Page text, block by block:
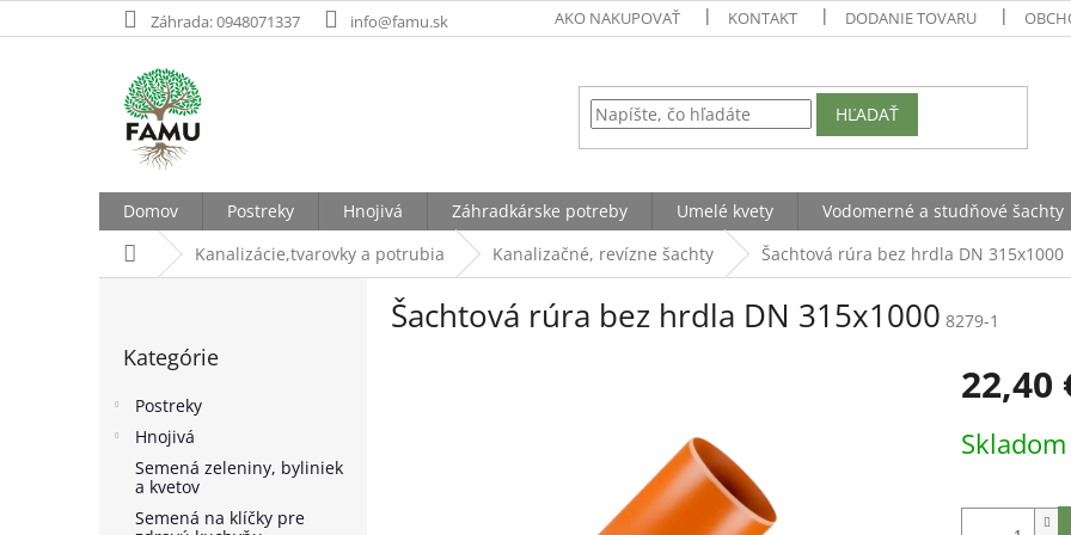
na
Záhrada: 0948071337 info@famu.sk AKO NAKUPOVAŤ KONTAKT DODANIE TOVARU
HĽADAŤ
Domov Postreky Hnojivá Záhradkárske potreby Umelé kvety Vodomerné a studňové šachty
DomovKanalizácie,tvarovky a potrubia Kanalizačné, revízne šachty Šachtová rúra bez hrdla DN 315x1000
kategórie
Kategórie
Postreky
Hnojivá
Semená zeleniny, byliniek
a kvetov
Semená na klíčky pre
Šachtová rúra bez hrdla DN 315x1000 8279-1
22,40
cena:
Skladom